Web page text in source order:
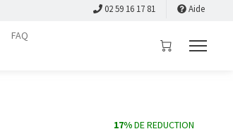
02 59 16 17 81 Aide
FAQ
17%DE REDUCTION